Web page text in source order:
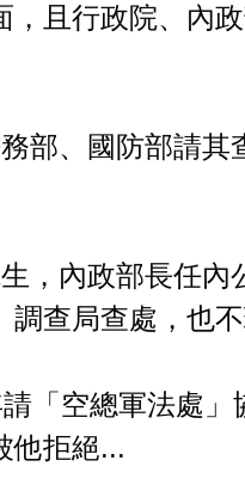
，且行政院、內
部、國防部請其
，內政部長任內
調查局查處，也
「空總軍法處
他拒絕...